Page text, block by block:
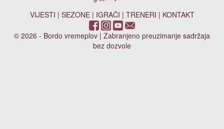
VIJESTI | SEZONE| IGRAČI | TRENERI | KONTAKT
© 2026 - Bordo vremeplov | Zabranjeno preuzimanje sadržaja
bez dozvole